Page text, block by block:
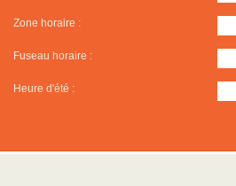
Zone horaire :
Fuseau horaire :
Heure d'été :